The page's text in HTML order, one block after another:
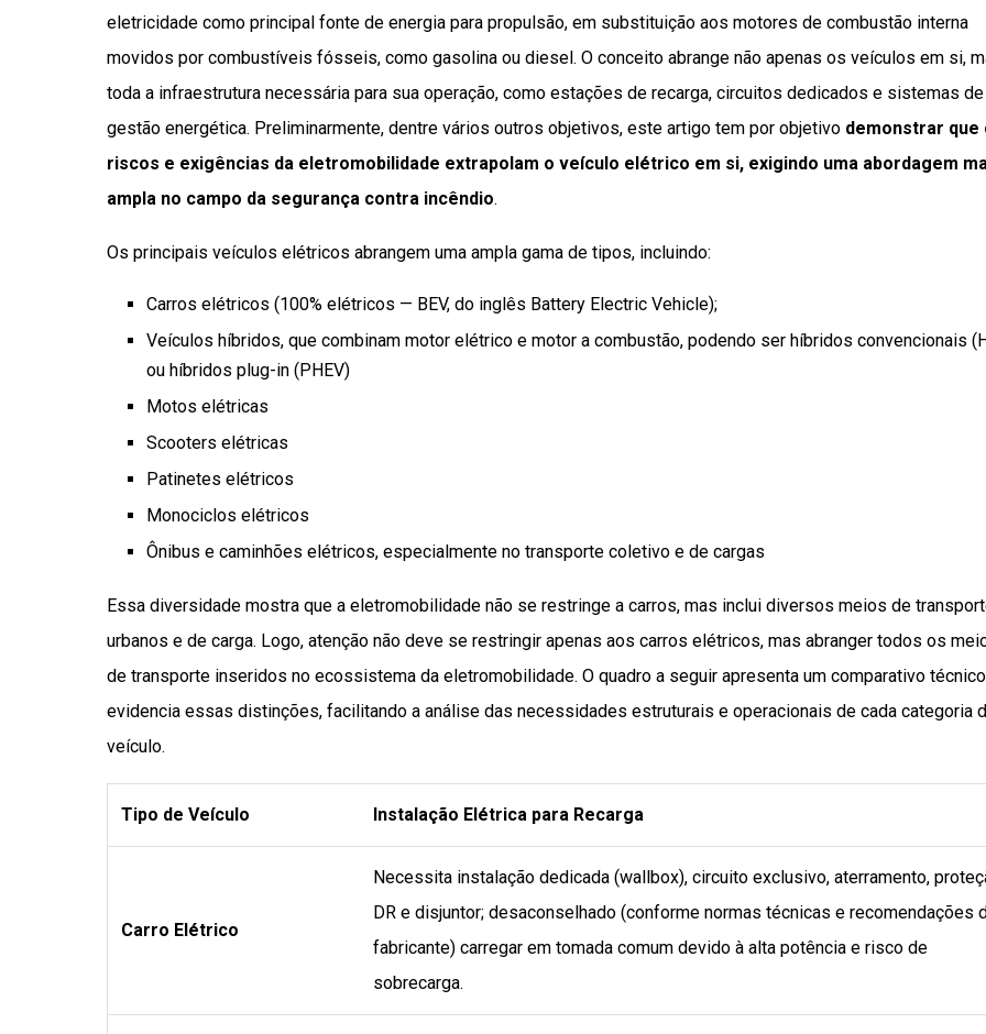
eletricidade como principal fonte de energia para propulsão, em substituição aos motores de combustão interna
movidos por combustíveis fósseis, como gasolina ou diesel. O conceito abrange não apenas os veículos em si,
toda a infraestrutura necessária para sua operação, como estações de recarga, circuitos dedicados e sistemas de
gestão energética. Preliminarmente, dentre vários outros objetivos, este artigo tem por objetivo demonstrar que
riscos e exigências da eletromobilidade extrapolam o veículo elétrico em si, exigindo uma abordagem
ampla no campo da segurança contra incêndio.
Os principais veículos elétricos abrangem uma ampla gama de tipos, incluindo:
Carros elétricos (100% elétricos — BEV, do inglês Battery Electric Vehicle);
Veículos híbridos, que combinam motor elétrico e motor a combustão, podendo ser híbridos convencionais
ou híbridos plug-in (PHEV)
Motos elétricas
Scooters elétricas
Patinetes elétricos
Monociclos elétricos
Ônibus e caminhões elétricos, especialmente no transporte coletivo e de cargas
Essa diversidade mostra que a eletromobilidade não se restringe a carros, mas inclui diversos meios de
urbanos e de carga. Logo, atenção não deve se restringir apenas aos carros elétricos, mas abranger todos os
de transporte inseridos no ecossistema da eletromobilidade. O quadro a seguir apresenta um comparativo
evidencia essas distinções, facilitando a análise das necessidades estruturais e operacionais de cada categoria
veículo.
Tipo de Veículo Instalação Elétrica para Recarga
Carro Elétrico
Necessita instalação dedicada (wallbox), circuito exclusivo, aterramento,
DR e disjuntor; desaconselhado (conforme normas técnicas e recomendações
fabricante) carregar em tomada comum devido à alta potência e risco de
sobrecarga.